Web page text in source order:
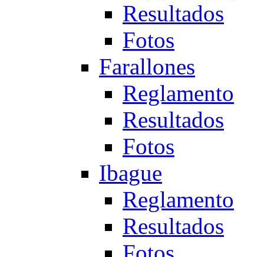
Resultados
Fotos
Farallones
Reglamento
Resultados
Fotos
Ibague
Reglamento
Resultados